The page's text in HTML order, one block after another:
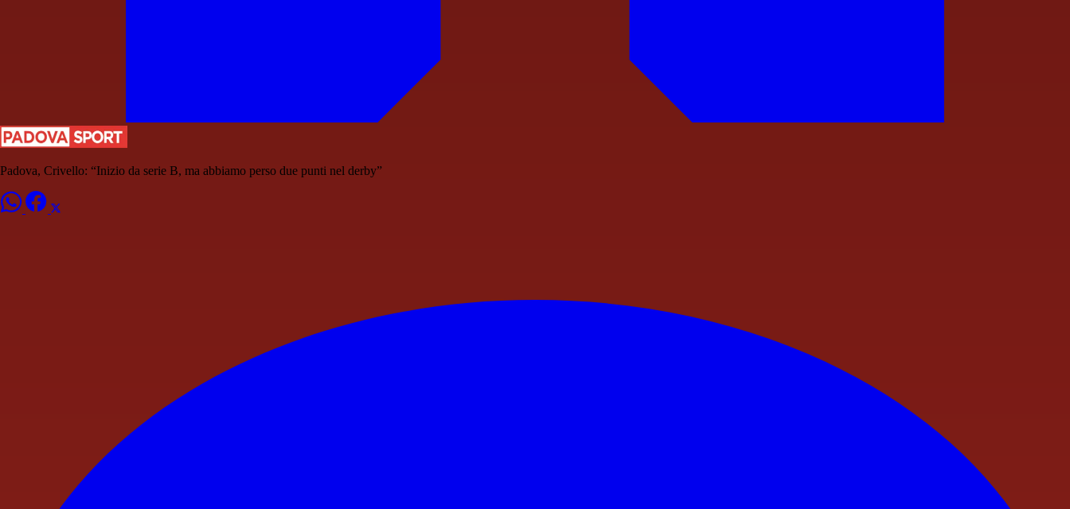
Padova, Crivello: “Inizio da serie B, ma abbiamo perso due punti nel derby”